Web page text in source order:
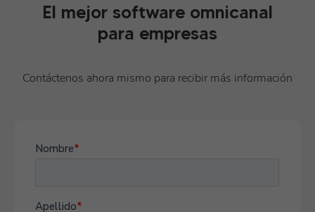
El mejor software omnicanal
para empresas
Contáctenos ahora mismo para recibir más información